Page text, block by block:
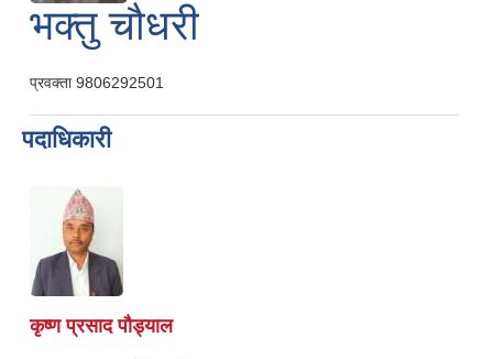
भक्तु चौधरी
प्रवक्ता 9806292501
पदाधिकारी
कृष्ण प्रसाद पौड्याल